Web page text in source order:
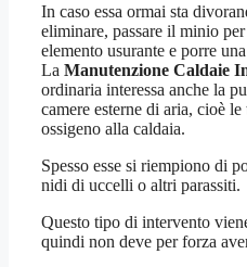
In caso essa ormai sta
eliminare, passare il minio
elemento usurante e porre
La Manutenzione Caldaie
ordinaria interessa anche la
camere esterne di aria, cioè
ossigeno alla caldaia.
Spesso esse si riempiono di
nidi di uccelli o altri parassiti.
Questo tipo di intervento
quindi non deve per forza